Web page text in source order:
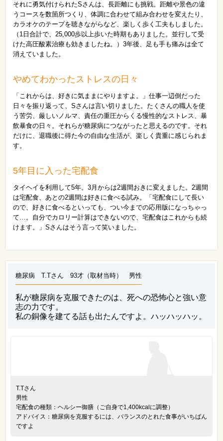
それに勇気付けられたSさんは、長距離にも挑戦。距離や景色の違
うコースを数箇所つくり、体調に合わせて組み合わせを変えたり、
カラオケのテープを聴きながらなど、楽しく歩く工夫もしました。
（1日合計で、25,000歩以上歩いた時期もありました。並行して受
けた高圧酸素治療も効きましたね。）3年後、足も手も痛みは全て
消えていました。
やめてわかったストレスの日々
「これからは、好きに気ままにやりますよ。」仕事一辺倒だった
日々を振り返って、Sさんは言い切りました。たくさんの職人を使
う苦労、厳しいノルマ、責任の重圧からくる慢性的なストレス、暴
飲暴食の日々。それらが糖尿病につながったと思えるのです。それ
だけに、退職後に得た今の自由な生活が、楽しく貴重に感じられま
す。
5年目に入った宅配食
タイヘイを利用して5年。3月からは2週間おきに変えました。2週間
は宅配食、あとの2週間は好きに食べる試み。「宅配食にして長い
ので、好きに食べるといっても、つい今までの応用版になっちゃっ
て…。自分でカロリー計算はできないので、宅配食はこれからも続
けます。」Sさんはそう言って笑いました。
糖尿病 T.Tさん 93才（取材当時） 男性
私が糖尿病を克服できたのは、死への恐怖心と強い意
志の力です。
私の銅像を建てる話も出たんですよ。ハッハッハッ。
T.Tさん
男性
宅配食の種類：ヘルシー御膳（ご自身で1,400kcalに調整）
アドバイス：糖尿病を克服するには、バランスのとれた食事がいちばん
ですよ